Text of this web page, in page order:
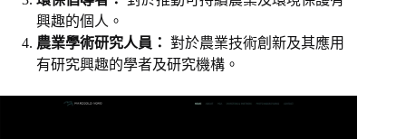
興趣的個人。
農業學術研究人員： 對於農業技術創新及其應用
有研究興趣的學者及研究機構。